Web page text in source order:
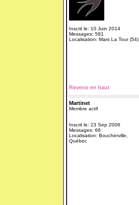
Inscrit le: 10 Juin 2014
Messages: 581
Localisation: Mars La Tour (54)
Revenir en haut
Martinet
Membre actif
Inscrit le: 23 Sep 2006
Messages: 66
Localisation: Boucherville,
Québec